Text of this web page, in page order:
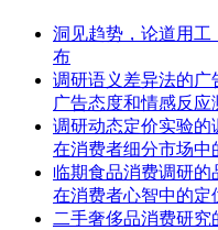
洞见趋势，论道用工
布
调研语义差异法的广
广告态度和情感反
调研动态定价实验的
在消费者细分市场中
临期食品消费调研
在消费者心智中的定
二手奢侈品消费研